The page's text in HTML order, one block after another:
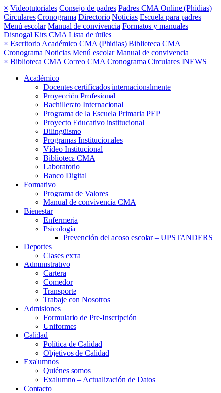
× Videotutoriales Consejo de padres Padres CMA Online (Phidias)
Circulares Cronograma Directorio Noticias Escuela para padres
Menú escolar Manual de convivencia Formatos y manuales
Disnogal Kits CMA Lista de útiles
× Escritorio Académico CMA (Phidias) Biblioteca CMA
Cronograma Noticias Menú escolar Manual de convivencia
× Biblioteca CMA Correo CMA Cronograma Circulares INEWS
Académico
Docentes certificados internacionalmente
Proyección Profesional
Bachillerato Internacional
Programa de la Escuela Primaria PEP
Proyecto Educativo institucional
Bilingüismo
Programas Institucionales
Vídeo Institucional
Biblioteca CMA
Laboratorio
Banco Digital
Formativo
Programa de Valores
Manual de convivencia CMA
Bienestar
Enfermería
Psicología
Prevención del acoso escolar – UPSTANDERS
Deportes
Clases extra
Administrativo
Cartera
Comedor
Transporte
Trabaje con Nosotros
Admisiones
Formulario de Pre-Inscripción
Uniformes
Calidad
Política de Calidad
Objetivos de Calidad
Exalumnos
Quiénes somos
Exalumno – Actualización de Datos
Contacto